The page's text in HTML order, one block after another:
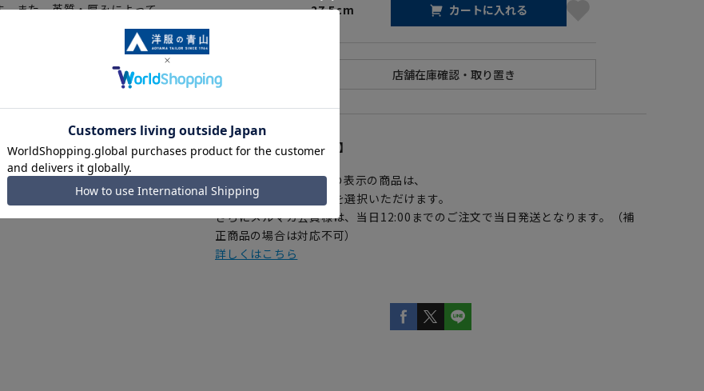
また、革質・厚みによって
下での光加減により、実際
、ご注文いただいたタイミ
います。予めご了承くださ
グによってはお急ぎ発送サ
27.5cm カートに入れる
【 アイコンについて】
の表示の商品は、
注文画面でお急ぎ発送を選択いただけます。
さらにメルマガ会員様は、当日12:00までのご注文で当日発送となります。（補
正商品の場合は対応不可）
詳しくはこちら